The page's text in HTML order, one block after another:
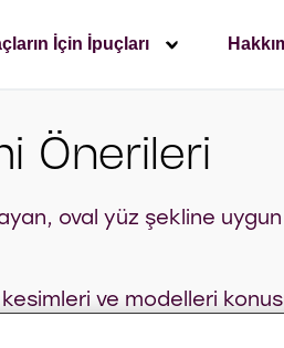
İçin İpuçları
Önerileri
oval yüz şekline
ve modelleri
önünüzde oldukça